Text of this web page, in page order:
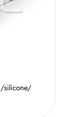
/silicone/